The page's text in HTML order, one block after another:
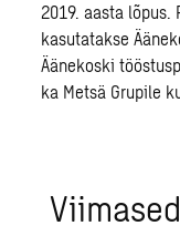
2019. aasta lõpus.
kasutatakse
Äänekoski
ka Metsä Grupile